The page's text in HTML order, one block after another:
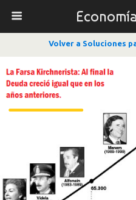
Volver a Soluciones